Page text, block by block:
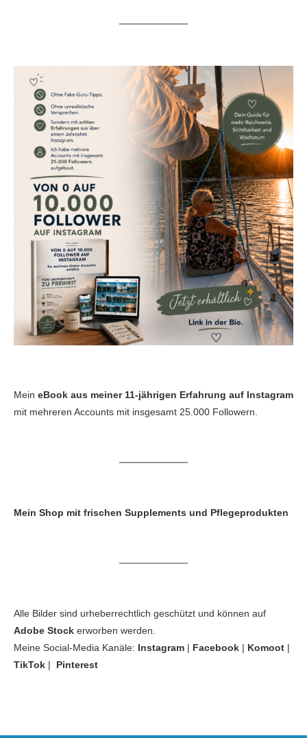
Mein eBook aus meiner 11-jährigen Erfahrung auf Instagram
mit mehreren Accounts mit insgesamt 25.000 Followern.
Mein Shop mit frischen Supplements und Pflegeprodukten
Alle Bilder sind urheberrechtlich geschützt und können auf
Adobe Stock erworben werden.
Meine Social-Media Kanäle: Instagram | Facebook | Komoot |
TikTok | Pinterest